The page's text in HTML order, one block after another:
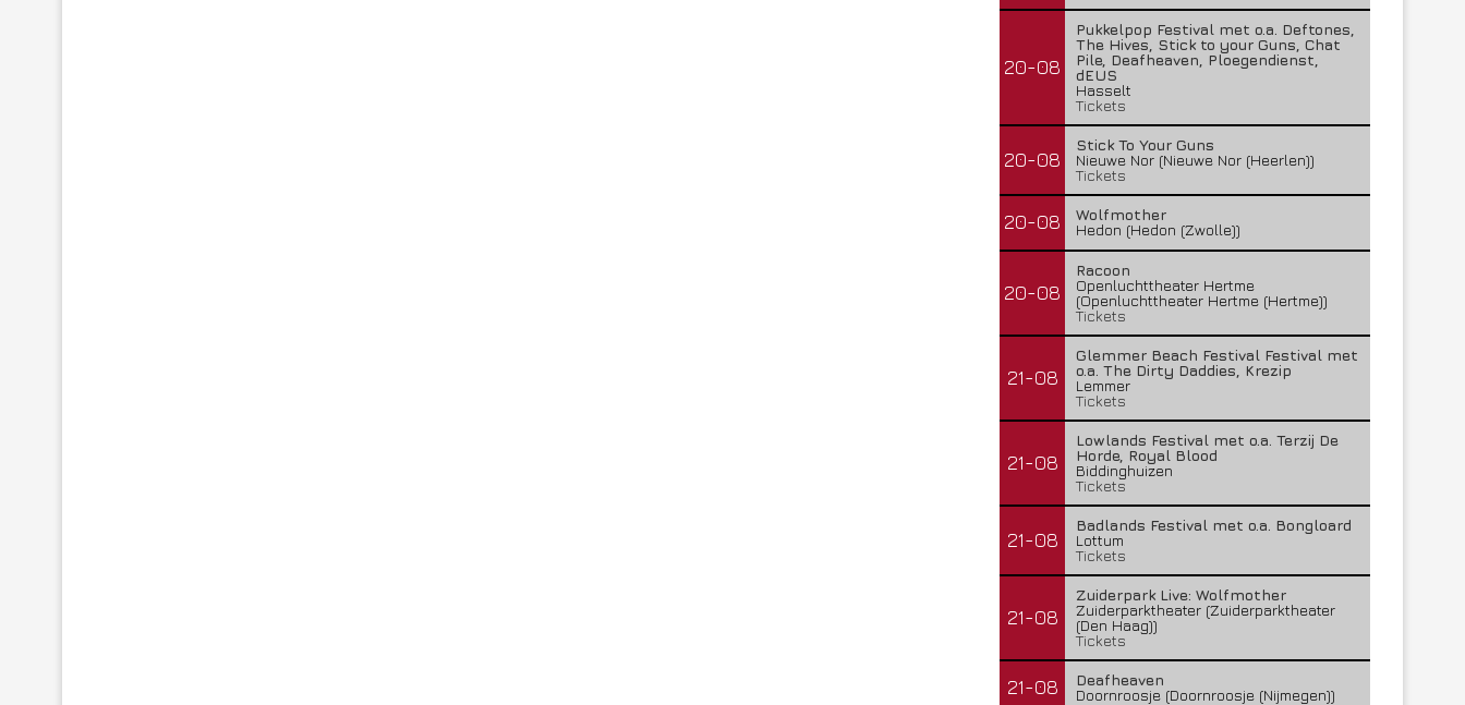
20-08
Pukkelpop Festival met o.a. Deftones,
The Hives, Stick to your Guns, Chat
Pile, Deafheaven, Ploegendienst,
dEUS
Hasselt
Tickets
20-08
Stick To Your Guns
Nieuwe Nor (Nieuwe Nor (Heerlen))
Tickets
20-08
Wolfmother
Hedon (Hedon (Zwolle))
20-08
Racoon
Openluchttheater Hertme
(Openluchttheater Hertme (Hertme))
Tickets
21-08
Glemmer Beach Festival Festival met
o.a. The Dirty Daddies, Krezip
Lemmer
Tickets
21-08
Lowlands Festival met o.a. Terzij De
Horde, Royal Blood
Biddinghuizen
Tickets
21-08
Badlands Festival met o.a. Bongloard
Lottum
Tickets
21-08
Zuiderpark Live: Wolfmother
Zuiderparktheater (Zuiderparktheater
(Den Haag))
Tickets
21-08
Deafheaven
Doornroosje (Doornroosje (Nijmegen))